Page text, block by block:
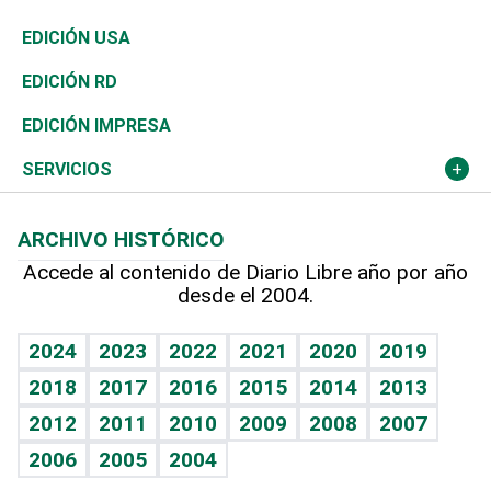
Reportajes
África
Ocenanía
Caribe
Resto del mundo
Vivienda
Telecom.
Global y variable
Economía personal
Buena Vida
Sociales
Novedades
Podcast Arte Libre
Hablando con el pediatra
Vida y familia
Eñe
Celebrando la vida
Sin complejos
Ciclismo
Tenis
Olimpismo
Más deportes
TBT Deportivo
En Directo
El Espía
Noticiero Poteleche
Columnistas
Más firmas
Tecnología
Historia
Martes de tecnología
Cambio climático
Economía
Revista
Deportes
Opinión
Hecho en casa
Guía del dinero
EDICIÓN USA
EDICIÓN RD
EDICIÓN IMPRESA
SERVICIOS
Cumpleaños
Horóscopos
Crucigramas
ARCHIVO HISTÓRICO
Accede al contenido de Diario Libre año por año
desde el 2004.
2024 2023 2022 2021 2020
2019
2018
2017 2016 2015 2014
2013
2012
2011 2010 2009 2008
2007
2006
2005 2004